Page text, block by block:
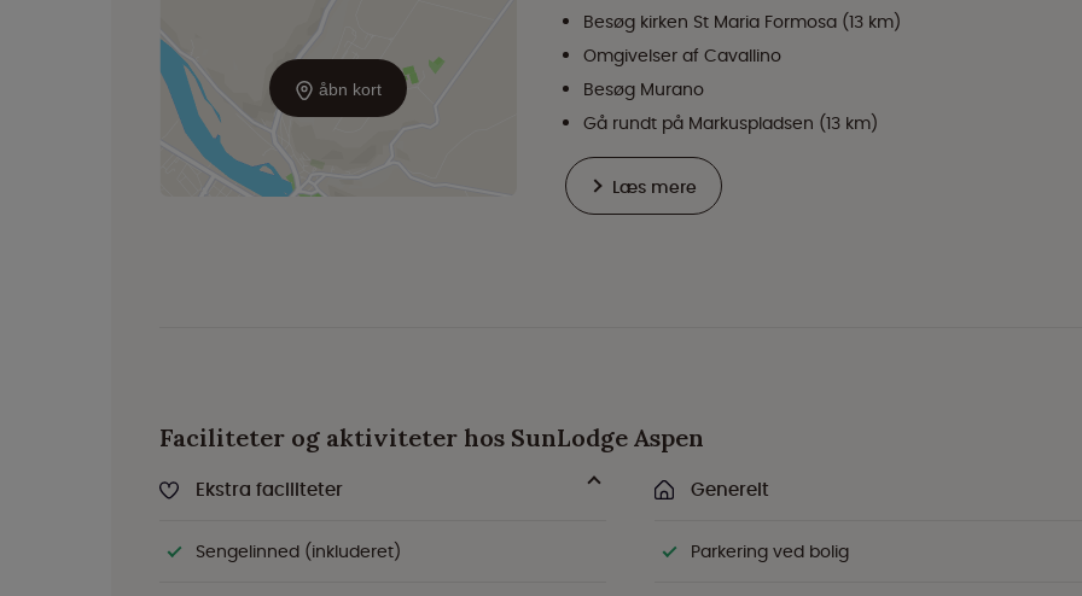
åbn kort
Besøg kirken St Maria Formosa (13 km)
Omgivelser af Cavallino
Besøg Murano
Gå rundt på Markuspladsen (13 km)
Læs mere
Faciliteter og aktiviteter hos SunLodge Aspen
Ekstra faciliteter
Sengelinned (inkluderet)
Generelt
Parkering ved bolig